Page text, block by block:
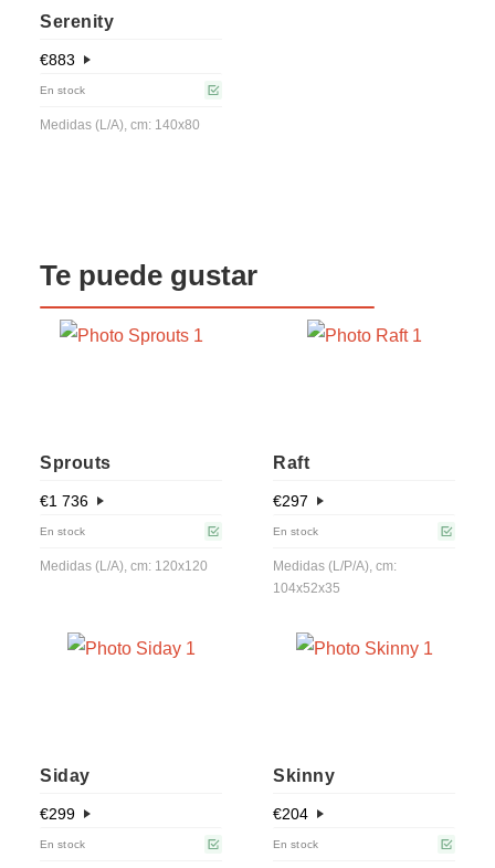
Serenity
€883
En stock
Medidas (L/A), cm: 140x80
Te puede gustar
Sprouts
€1 736
En stock
Medidas (L/A), cm: 120x120
Raft
€297
En stock
Medidas (L/P/A), cm:
104x52x35
Siday
€299
En stock
Skinny
€204
En stock